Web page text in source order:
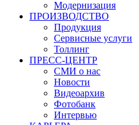
Модернизация
ПРОИЗВОДСТВО
Продукция
Сервисные услуги
Толлинг
ПРЕСС-ЦЕНТР
СМИ о нас
Новости
Видеоархив
Фотобанк
Интервью